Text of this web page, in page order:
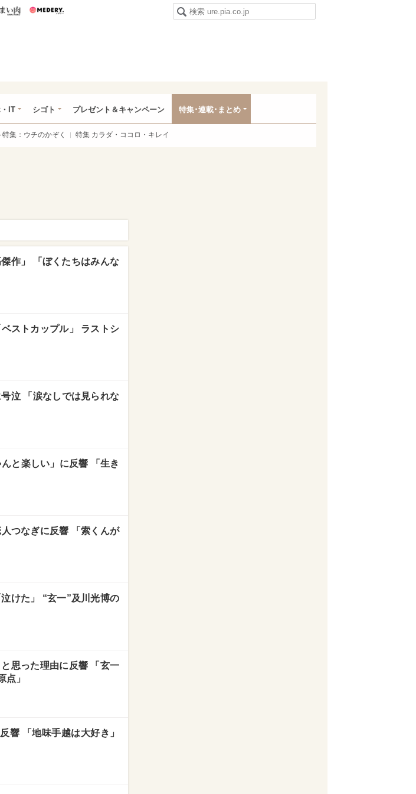
パン うまい肉
IT シゴト プレゼント＆キャンペーン 特集･連載･まとめ
特集：ウチのかぞく 特集 カラダ・ココロ・キレイ
作」 「ぼくたちはみんな
ストカップル」 ラストシ
泣 「涙なしでは見られな
と楽しい」に反響 「生き
つなぎに反響 「索くんが
けた」 “玄一”及川光博の
思った理由に反響 「玄一
」
響 「地味手越は大好き」